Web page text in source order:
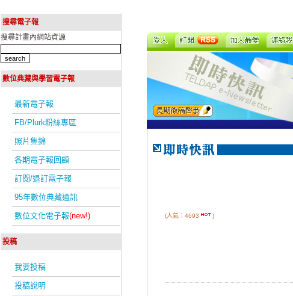
搜尋電子報
搜尋計畫內網站資源
數位典藏與學習電子報
最新電子報
FB/Plurk粉絲專區
照片集錦
各期電子報回顧
訂閱/退訂電子報
95年數位典藏通訊
數位文化電子報(new!)
投稿
我要投稿
投稿說明
(人氣：4693 )